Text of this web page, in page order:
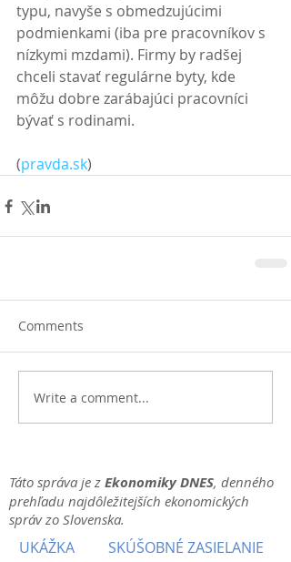
typu, navyše s obmedzujúcimi
podmienkami (iba pre pracovníkov s
nízkymi mzdami). Firmy by radšej
chceli stavať regulárne byty, kde
môžu dobre zarábajúci pracovníci
bývať s rodinami.
(pravda.sk)
Comments
Write a comment...
Táto správa je z Ekonomiky DNES, denného
prehľadu najdôležitejších ekonomických
správ zo Slovenska.
UKÁŽKA SKÚŠOBNÉ ZASIELANIE